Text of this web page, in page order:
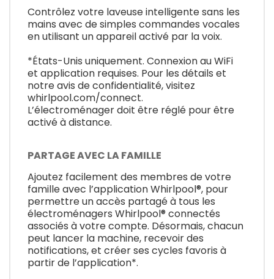
Contrôlez votre laveuse intelligente sans les
mains avec de simples commandes vocales
en utilisant un appareil activé par la voix.
*États-Unis uniquement. Connexion au WiFi
et application requises. Pour les détails et
notre avis de confidentialité, visitez
whirlpool.com/connect.
L’électroménager doit être réglé pour être
activé à distance.
PARTAGE AVEC LA FAMILLE
Ajoutez facilement des membres de votre
famille avec l’application Whirlpool®, pour
permettre un accès partagé à tous les
électroménagers Whirlpool® connectés
associés à votre compte. Désormais, chacun
peut lancer la machine, recevoir des
notifications, et créer ses cycles favoris à
partir de l’application*.